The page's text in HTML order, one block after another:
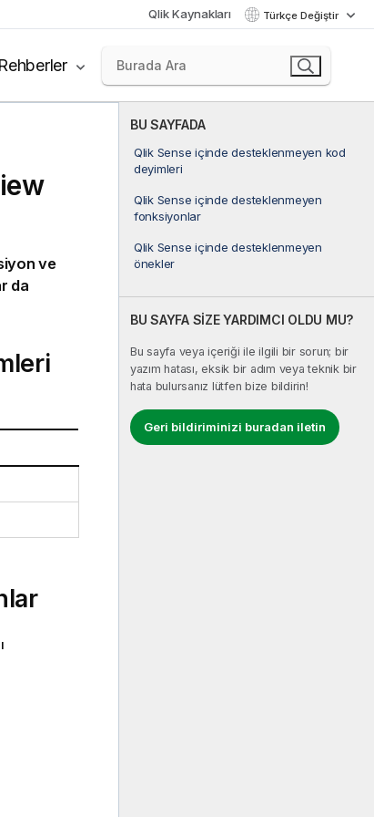
Qlik Kaynakları Türkçe Değiştir
Rehberler
BU SAYFADA
Qlik Sense içinde desteklenmeyen kod
deyimleri
Qlik Sense içinde desteklenmeyen
fonksiyonlar
Qlik Sense içinde desteklenmeyen
önekler
BU SAYFA SİZE YARDIMCI OLDU MU?
Bu sayfa veya içeriği ile ilgili bir sorun; bir
yazım hatası, eksik bir adım veya teknik bir
hata bulursanız lütfen bize bildirin!
Geri bildiriminizi buradan iletin
ve
da